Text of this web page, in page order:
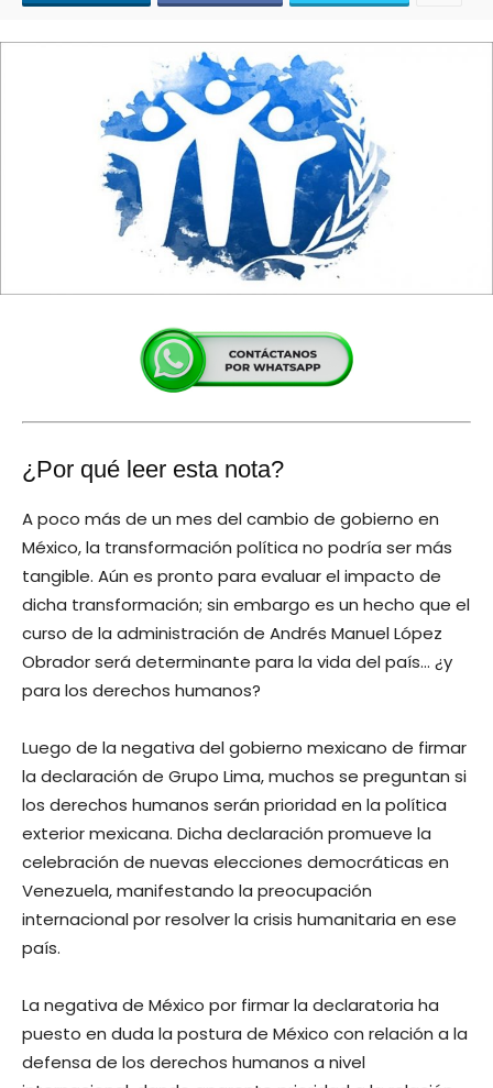
¿Por qué leer esta nota?
A poco más de un mes del cambio de gobierno en
México, la transformación política no podría ser más
tangible. Aún es pronto para evaluar el impacto de
dicha transformación; sin embargo es un hecho que el
curso de la administración de Andrés Manuel López
Obrador será determinante para la vida del país… ¿y
para los derechos humanos?
Luego de la negativa del gobierno mexicano de firmar
la declaración de Grupo Lima, muchos se preguntan si
los derechos humanos serán prioridad en la política
exterior mexicana. Dicha declaración promueve la
celebración de nuevas elecciones democráticas en
Venezuela, manifestando la preocupación
internacional por resolver la crisis humanitaria en ese
país.
La negativa de México por firmar la declaratoria ha
puesto en duda la postura de México con relación a la
defensa de los derechos humanos a nivel